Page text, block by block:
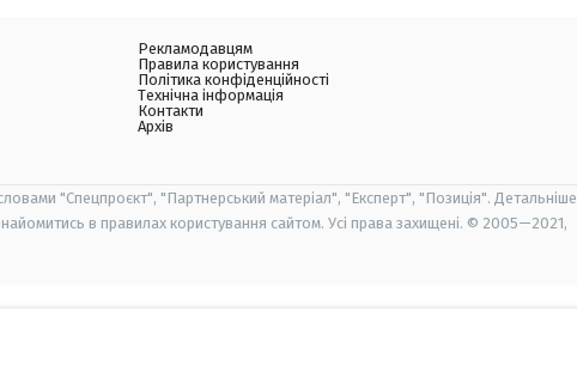
Рекламодавцям
Правила користування
Політика конфіденційності
Технічна інформація
Контакти
Архів
"Спецпроєкт", "Партнерський матеріал", "Експерт", "Позиція". Детальніше
в правилах користування сайтом. Усі права захищені. © 2005—2021,